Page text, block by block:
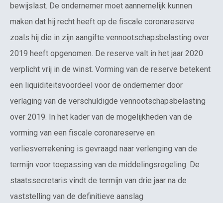
bewijslast. De ondernemer moet aannemelijk kunnen
maken dat hij recht heeft op de fiscale coronareserve
zoals hij die in zijn aangifte vennootschapsbelasting over
2019 heeft opgenomen. De reserve valt in het jaar 2020
verplicht vrij in de winst. Vorming van de reserve betekent
een liquiditeitsvoordeel voor de ondernemer door
verlaging van de verschuldigde vennootschapsbelasting
over 2019. In het kader van de mogelijkheden van de
vorming van een fiscale coronareserve en
verliesverrekening is gevraagd naar verlenging van de
termijn voor toepassing van de middelingsregeling. De
staatssecretaris vindt de termijn van drie jaar na de
vaststelling van de definitieve aanslag